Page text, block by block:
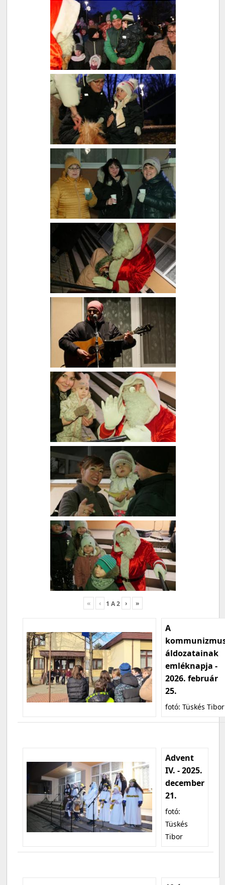
« ‹ 1 A2 › »
A
áldozatainak
emléknapja -
2026. február
25.
fotó: Tüskés Tibor
Advent
IV. - 2025.
december
21.
fotó:
Tüskés
Tibor